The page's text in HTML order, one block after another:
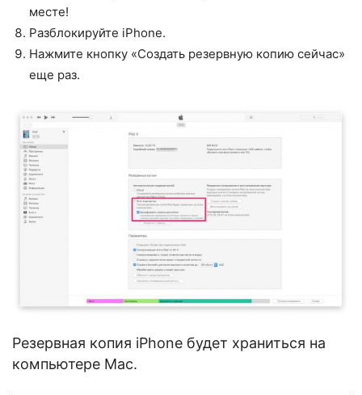
месте!
Разблокируйте iPhone.
Нажмите кнопку «Создать резервную копию сейчас»
еще раз.
Резервная копия iPhone будет храниться на
компьютере Mac.